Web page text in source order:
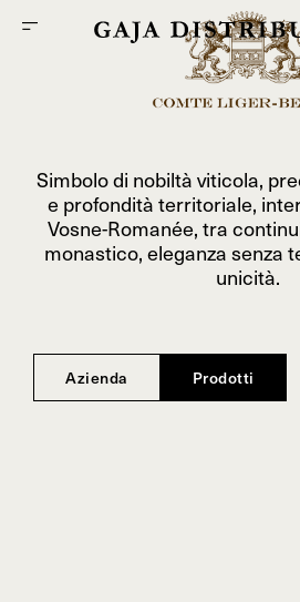
Simbolo di nobiltà viticola,
e profondità territoriale,
Vosne-Romanée, tra
monastico, eleganza senza
unicità.
Azienda Prodotti